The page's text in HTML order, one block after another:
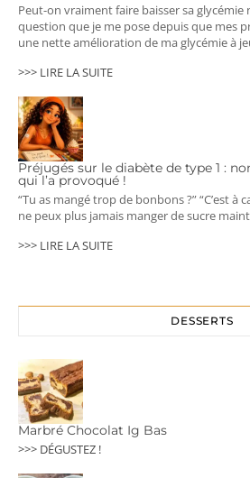
Peut-on vraiment faire baisser sa
question que je me pose depuis que mes
une nette amélioration de ma glycémie à
>>> LIRE LA SUITE
Préjugés sur le diabète de type 1 :
qui l’a provoqué !
“Tu as mangé trop de bonbons ?” “C’est à
ne peux plus jamais manger de sucre
>>> LIRE LA SUITE
DESSERTS
Marbré Chocolat Ig Bas
>>> DÉGUSTEZ !